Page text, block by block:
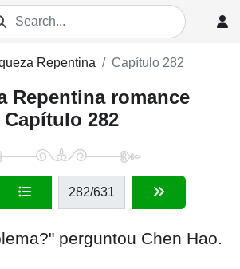
Repentina Capítulo 282
Repentina romance
Capítulo 282
282/631
perguntou Chen Hao.